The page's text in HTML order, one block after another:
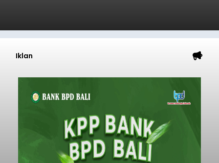
Iklan
Sempat Cekcok dengan Istri,
Pria Asal Pemogan Ditemukan
Tak Bernyawa di Pantai